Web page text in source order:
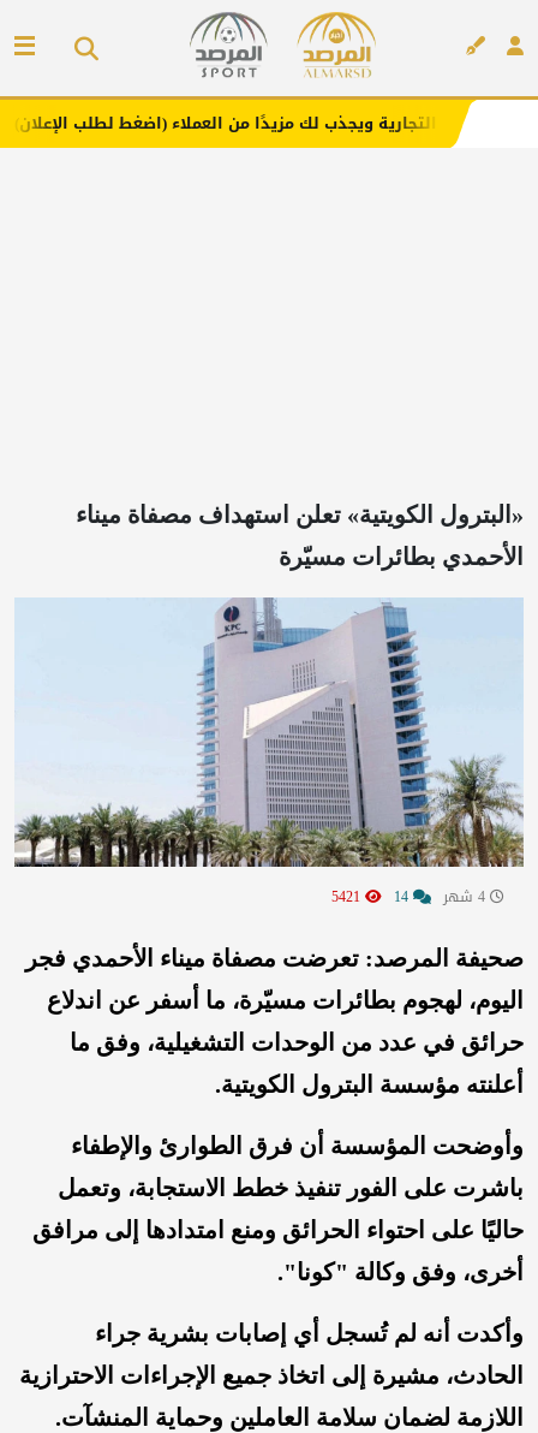
ويجذب لك مزيدًا من العملاء (اضغط لطلب الإعلان)
«البترول الكويتية» تعلن استهداف مصفاة ميناء
الأحمدي بطائرات مسيّرة
صحيفة المرصد: تعرضت مصفاة ميناء الأحمدي فجر
اليوم، لهجوم بطائرات مسيّرة، ما أسفر عن اندلاع
حرائق في عدد من الوحدات التشغيلية، وفق ما
أعلنته مؤسسة البترول الكويتية.
وأوضحت المؤسسة أن فرق الطوارئ والإطفاء
باشرت على الفور تنفيذ خطط الاستجابة، وتعمل
حاليًا على احتواء الحرائق ومنع امتدادها إلى مرافق
أخرى، وفق وكالة "كونا".
وأكدت أنه لم تُسجل أي إصابات بشرية جراء
الحادث، مشيرة إلى اتخاذ جميع الإجراءات الاحترازية
اللازمة لضمان سلامة العاملين وحماية المنشآت.